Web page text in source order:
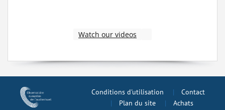
Watch our videos
Conditions d'utilisation
Contact
Plan du site
Achats